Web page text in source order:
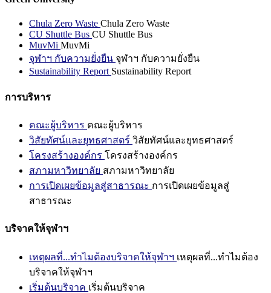
Chula Zero Waste Chula Zero Waste
CU Shuttle Bus CU Shuttle Bus
MuvMi MuvMi
จุฬาฯ กับความยั่งยืน จุฬาฯ กับความยั่งยืน
Sustainability Report Sustainability Report
การบริหาร
คณะผู้บริหาร คณะผู้บริหาร
วิสัยทัศน์และยุทธศาสตร์ วิสัยทัศน์และยุทธศาสตร์
โครงสร้างองค์กร โครงสร้างองค์กร
สภามหาวิทยาลัย สภามหาวิทยาลัย
การเปิดเผยข้อมูลสู่สาธารณะ การเปิดเผยข้อมูลสู่
สาธารณะ
บริจาคให้จุฬาฯ
เหตุผลที่...ทำไมต้องบริจาคให้จุฬาฯ เหตุผลที่...ทำไมต้อง
บริจาคให้จุฬาฯ
เริ่มต้นบริจาค เริ่มต้นบริจาค